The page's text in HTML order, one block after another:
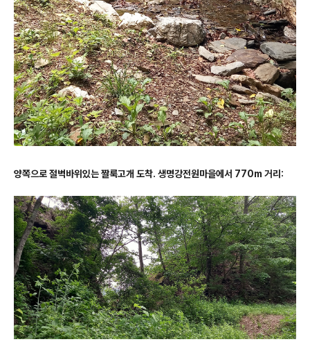
양쪽으로 절벽바위있는 짤룩고개 도착. 생명강전원마을에서 770m 거리: